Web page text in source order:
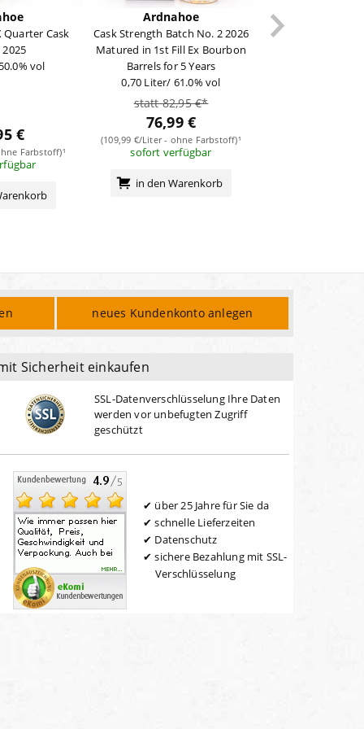
Quarter Cask
vol
€
Farbstoff)¹
Ardnahoe
Cask Strength Batch No. 2 2026
Matured in 1st Fill Ex Bourbon
Barrels for 5 Years
0,70 Liter/ 61.0% vol
statt 82,95 €*
76,99 €
(109,99 €/Liter - ohne Farbstoff)¹
sofort verfügbar
in den Warenkorb
neues Kundenkonto anlegen
Sicherheit einkaufen
SSL-Datenverschlüsselung Ihre Daten
werden vor unbefugten Zugriff
geschützt
über 25 Jahre für Sie da
schnelle Lieferzeiten
Datenschutz
sichere Bezahlung mit SSL-
Verschlüsselung